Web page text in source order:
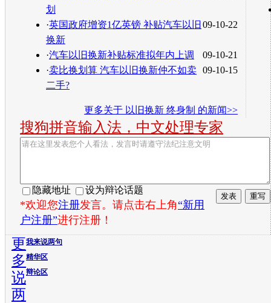
划
09-10-22
·英国政府增资1亿英镑 补贴汽车以旧
换新
09-10-21
·汽车以旧换新补贴标准拟年内上调
09-10-15
·卖比换划算 汽车以旧换新仲不如卖
二手?
更多关于 以旧换新 终身制 的新闻>>
搜狗拼音输入法，中文处理专家
隐藏地址 设为辩论话题
*欢迎您注册发言。请点击右上角“新用
户注册”进行注册！
我来说两句
精华区
辩论区
更
多
说
两